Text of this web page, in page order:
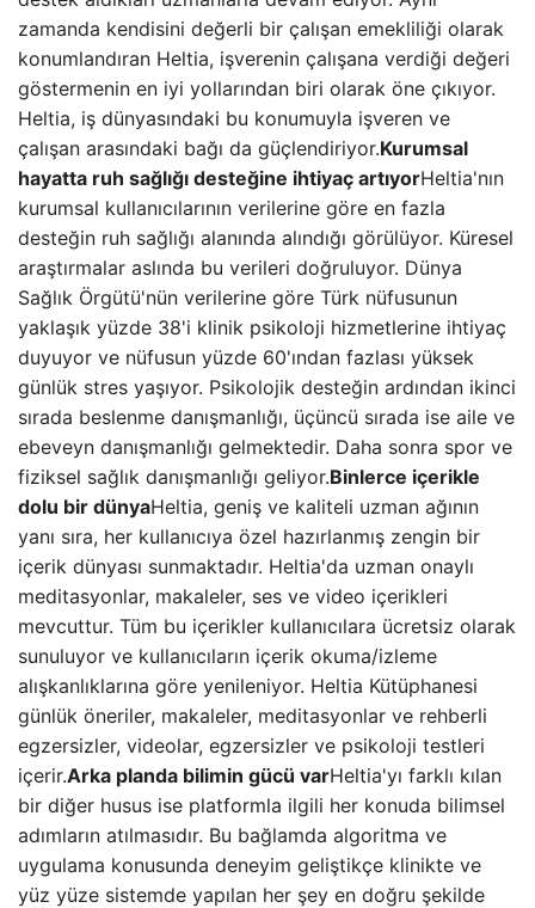
zamanda kendisini değerli bir çalışan emekliliği olarak
konumlandıran Heltia, işverenin çalışana verdiği değeri
göstermenin en iyi yollarından biri olarak öne çıkıyor.
Heltia, iş dünyasındaki bu konumuyla işveren ve
çalışan arasındaki bağı da güçlendiriyor.Kurumsal
hayatta ruh sağlığı desteğine ihtiyaç artıyorHeltia'nın
kurumsal kullanıcılarının verilerine göre en fazla
desteğin ruh sağlığı alanında alındığı görülüyor. Küresel
araştırmalar aslında bu verileri doğruluyor. Dünya
Sağlık Örgütü'nün verilerine göre Türk nüfusunun
yaklaşık yüzde 38'i klinik psikoloji hizmetlerine ihtiyaç
duyuyor ve nüfusun yüzde 60'ından fazlası yüksek
günlük stres yaşıyor. Psikolojik desteğin ardından ikinci
sırada beslenme danışmanlığı, üçüncü sırada ise aile ve
ebeveyn danışmanlığı gelmektedir. Daha sonra spor ve
fiziksel sağlık danışmanlığı geliyor.Binlerce içerikle
dolu bir dünyaHeltia, geniş ve kaliteli uzman ağının
yanı sıra, her kullanıcıya özel hazırlanmış zengin bir
içerik dünyası sunmaktadır. Heltia'da uzman onaylı
meditasyonlar, makaleler, ses ve video içerikleri
mevcuttur. Tüm bu içerikler kullanıcılara ücretsiz olarak
sunuluyor ve kullanıcıların içerik okuma/izleme
alışkanlıklarına göre yenileniyor. Heltia Kütüphanesi
günlük öneriler, makaleler, meditasyonlar ve rehberli
egzersizler, videolar, egzersizler ve psikoloji testleri
içerir.Arka planda bilimin gücü varHeltia'yı farklı kılan
bir diğer husus ise platformla ilgili her konuda bilimsel
adımların atılmasıdır. Bu bağlamda algoritma ve
uygulama konusunda deneyim geliştikçe klinikte ve
yüz yüze sistemde yapılan her şey en doğru şekilde